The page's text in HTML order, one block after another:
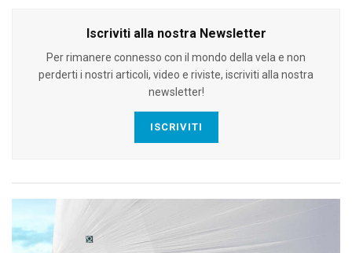
Iscriviti alla nostra Newsletter
Per rimanere connesso con il mondo della vela e non
perderti i nostri articoli, video e riviste, iscriviti alla nostra
newsletter!
ISCRIVITI